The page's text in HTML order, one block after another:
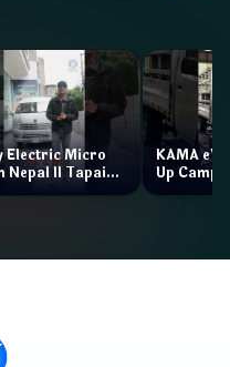
Electric Micro
Nepal II Tapaiko
KAMA eV
Up Camp